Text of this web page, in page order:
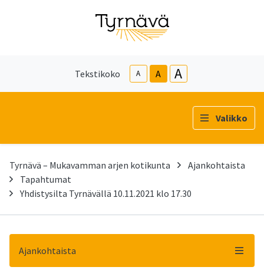
Tekstikoko A A A
Valikko
Tyrnävä – Mukavamman arjen kotikunta
Ajankohtaista
Tapahtumat
Yhdistysilta Tyrnävällä 10.11.2021 klo 17.30
Ajankohtaista